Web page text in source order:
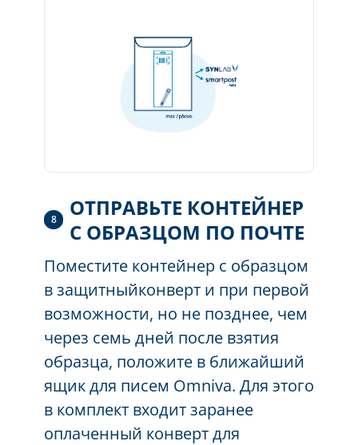
8
ОТПРАВЬТЕ КОНТЕЙНЕР
С ОБРАЗЦОМ ПО ПОЧТЕ
Поместите контейнер с образцом
в защитныйконверт и при первой
возможности, но не позднее, чем
через семь дней после взятия
образца, положите в ближайший
ящик для писем Omniva. Для этого
в комплект входит заранее
оплаченный конверт для